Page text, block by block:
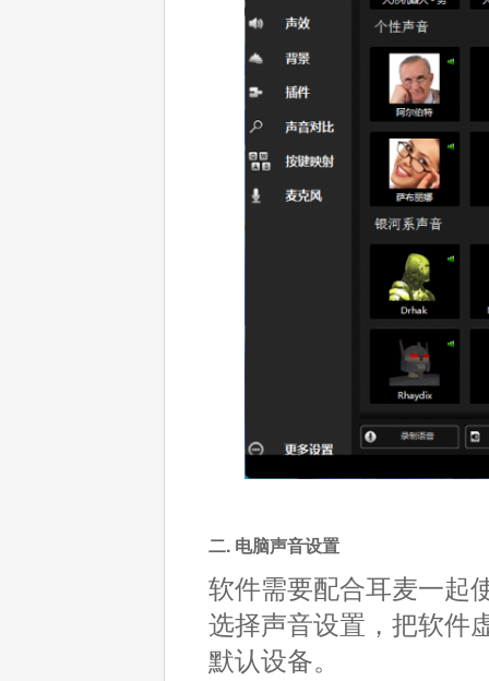
二. 电脑声音设置
软件需要配合耳麦一起
选择声音设置，把软件
默认设备。